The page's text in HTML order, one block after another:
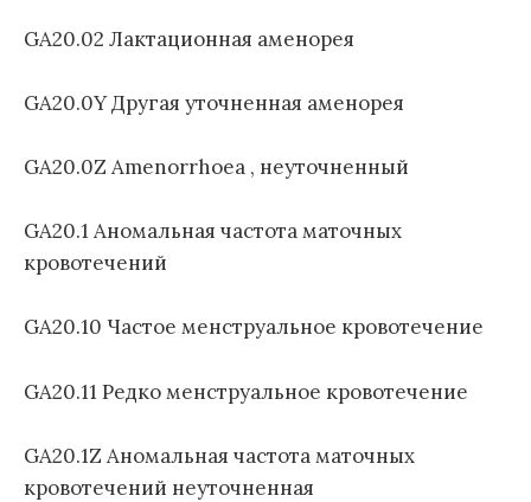
GA20.02 Лактационная аменорея
GA20.0Y Другая уточненная аменорея
GA20.0Z Amenorrhoea , неуточненный
GA20.1 Аномальная частота маточных
кровотечений
GA20.10 Частое менструальное кровотечение
GA20.11 Редко менструальное кровотечение
GA20.1Z Аномальная частота маточных
кровотечений неуточненная